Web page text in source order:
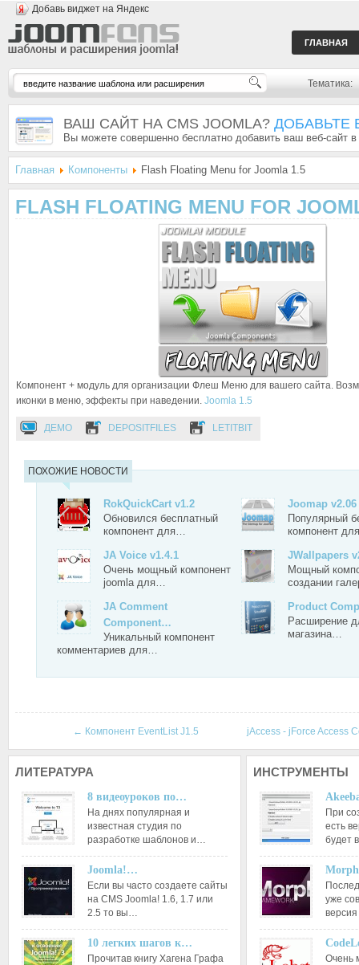
Добавь виджет на Яндекс
ГЛАВНАЯ
Тематика:
ВАШ САЙТ НА CMS JOOMLA? ДОБАВЬТЕ
Вы можете совершенно бесплатно добавить ваш веб-сайт
Главная Компоненты Flash Floating Menu for Joomla 1.5
FLASH FLOATING MENU FOR
Компонент + модуль для организации Флеш Меню для вашего сайта.
иконки в меню, эффекты при наведении. Joomla 1.5
ДЕМО DEPOSITFILES LETITBIT
ПОХОЖИЕ НОВОСТИ
RokQuickCart v1.2
Обновился бесплатный
компонент для…
Joomap v2.06
Популярный
компонент
JA Voice v1.4.1
Очень мощный компонент
joomla для…
JWallpapers
Мощный
создании
JA Comment
Component…
Уникальный компонент
комментариев для…
Product
Расширение
магазина…
← Компонент EventList J1.5 jAccess - jForce Access
ЛИТЕРАТУРА
8 видеоуроков по…
На днях популярная и
известная студия по
разработке шаблонов и…
Joomla!…
Если вы часто создаете сайты
на CMS Joomla! 1.6, 1.7 или
2.5 то вы…
10 легких шагов к…
Прочитав книгу Хагена Графа
ИНСТРУМЕНТЫ
При
есть
будет
уже
Очень